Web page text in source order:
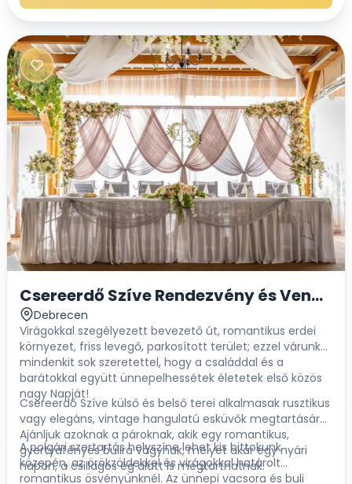
Csereerdő Szíve Rendezvény és
Debrecen
Virágokkal szegélyezett bevezető út, romantikus erdei
környezet, friss levegő, parkosított terület; ezzel várunk
mindenkit sok szeretettel, hogy a családdal és a
barátokkal együtt ünnepelhessétek életetek első közös
nagy Napját!
Csereerdő Szíve külső és belső terei alkalmasak rusztikus
vagy elegáns, vintage hangulatú esküvők megtartására.
Ajánljuk azoknak a pároknak, akik egy romantikus,
gyertyafényes bulira vágynak, melyet akár egy nyári
napon, a csillagos ég alatt is megtarthatnak.
A polgári szertartás helyszíne lehet kis bittokunk
közepén, az örökzöldekkel és virágokkal határolt
romantikus ösvényünknél. Az ünnepi vacsora és buli